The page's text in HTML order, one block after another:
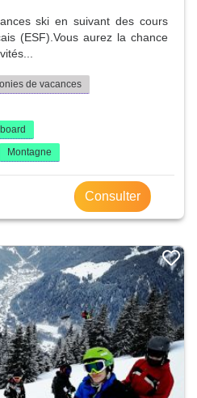
ski en suivant des cours
(ESF).Vous aurez la chance
de vacances
Montagne
Consulter